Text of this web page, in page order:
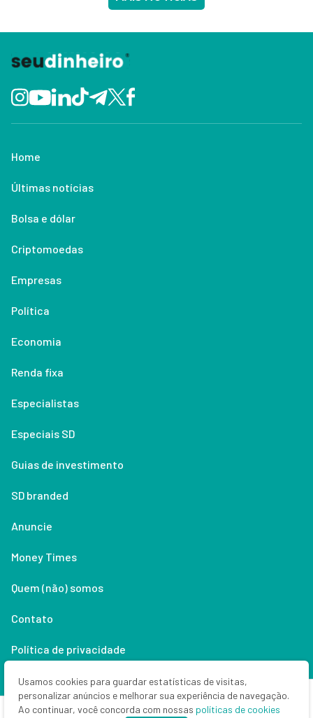
Home
Últimas notícias
Bolsa e dólar
Criptomoedas
Empresas
Política
Economia
Renda fixa
Especialistas
Especiais SD
Guias de investimento
SD branded
Anuncie
Money Times
Quem (não) somos
Contato
Política de privacidade
Lifestyle
Usamos cookies para guardar estatísticas de visitas,
personalizar anúncios e melhorar sua experiência de navegação.
Ao continuar, você concorda com nossas políticas de cookies